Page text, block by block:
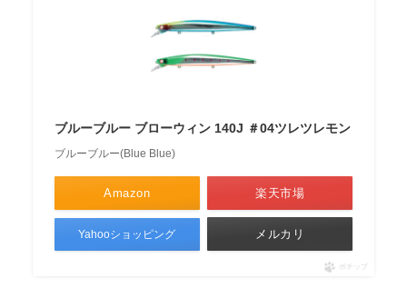
ブルーブルー ブローウィン 140J ＃04ツレツレモン
ブルーブルー(Blue Blue)
Amazon 楽天市場
Yahooショッピング メルカリ
ポチップ